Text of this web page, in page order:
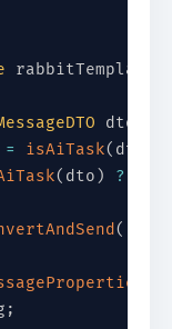
rabbitTemplate
dto
= isAiTask( dto
( dto ) ?
(
;